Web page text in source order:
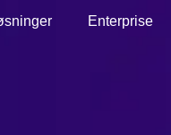
Enterprise